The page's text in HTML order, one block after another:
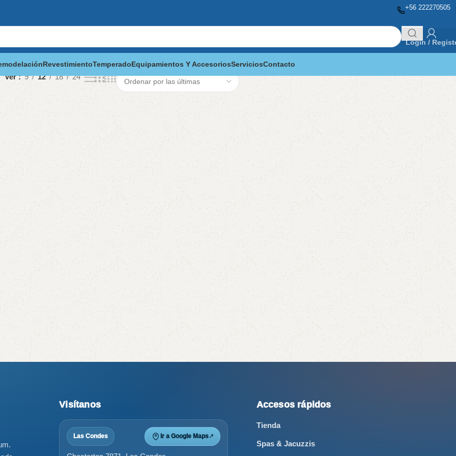
+56 222270505
Login /
RevestimientoTemperadoEquipamientos Y AccesoriosServiciosContacto
Ver 9 12 18 24
Visítanos
Las Condes Ir a Google Maps↗
Accesos rápidos
Tienda
Spas & Jacuzzis